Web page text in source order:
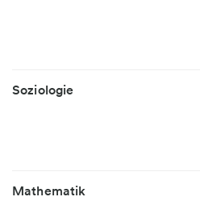
Soziologie
Mathematik